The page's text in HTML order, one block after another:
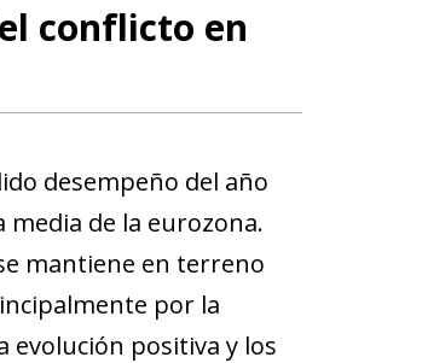
conflicto en
desempeño del año
media de la eurozona.
mantiene en terreno
por la
positiva y los